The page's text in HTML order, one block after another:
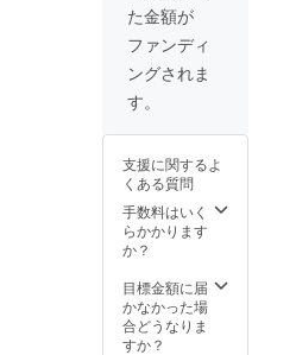
た金額が
ファンディ
ングされま
す。
支援に関するよ
くある質問
手数料はいく
らかかります
か？
目標金額に届
かなかった場
合どうなりま
すか？